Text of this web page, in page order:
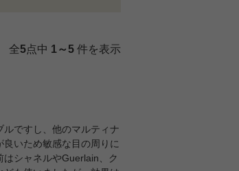
全5点中 1～5 件を表示
ですし、他のマルティナ
いため敏感な目の周りに
シャネルやGuerlain、ク